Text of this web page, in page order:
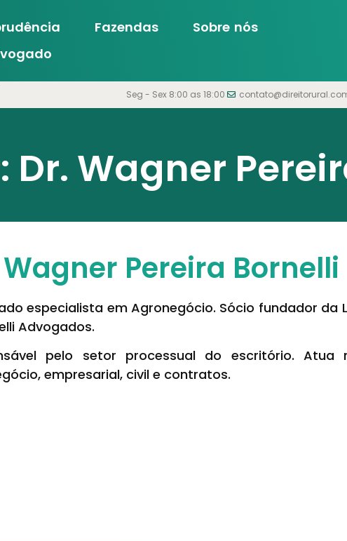
Fazendas
Sobre nós
Seg - Sex 8:00 as 18:00
Dr. Wagner
Wagner Pereira Bornelli
especialista em Agronegócio. Sócio fundador da
Advogados.
pelo setor processual do escritório.
empresarial, civil e contratos.